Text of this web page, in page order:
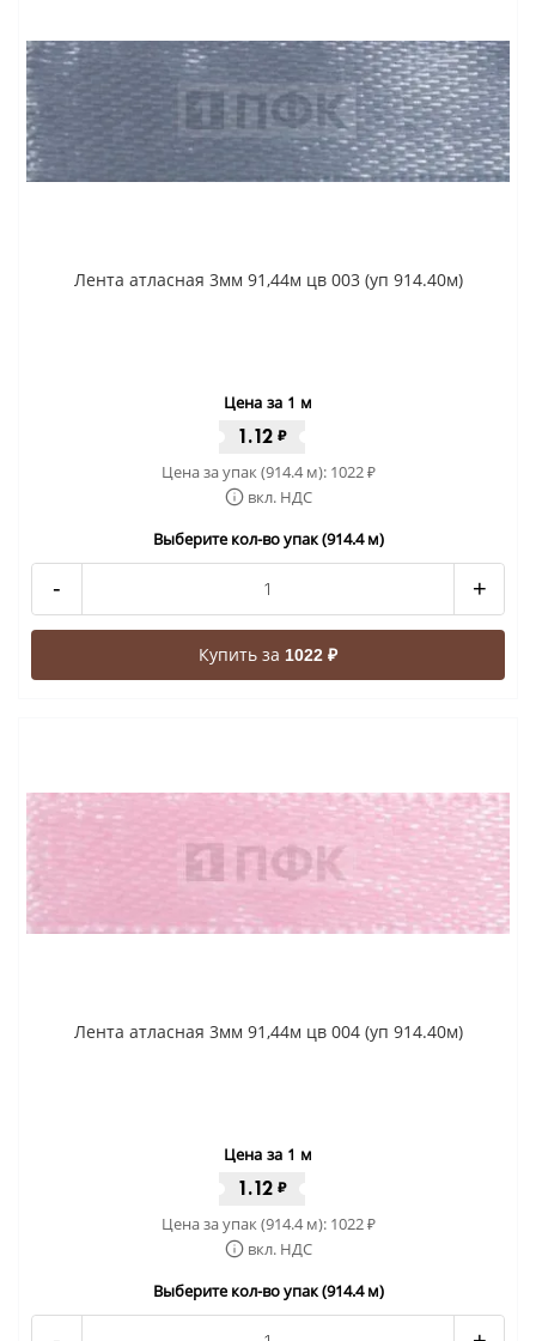
Лента атласная 3мм 91,44м цв 003 (уп 914.40м)
Цена за 1 м
1.12 ₽
Цена за упак (914.4 м): 1022₽
вкл. НДС
Выберите кол-во упак (914.4 м)
- +
Купить за 1022 ₽
Лента атласная 3мм 91,44м цв 004 (уп 914.40м)
Цена за 1 м
1.12 ₽
Цена за упак (914.4 м): 1022₽
вкл. НДС
Выберите кол-во упак (914.4 м)